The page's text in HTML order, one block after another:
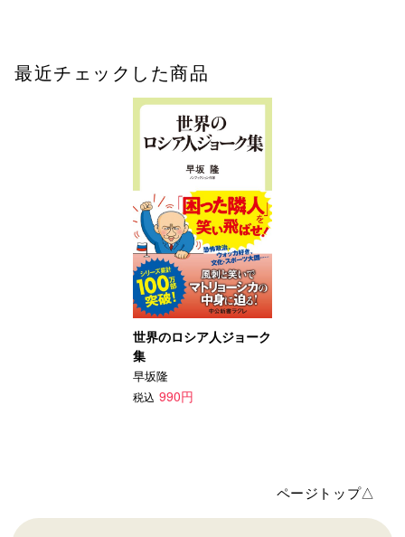
最近チェックした商品
世界のロシア人ジョーク
集
早坂隆
税込 990円
ページトップ△